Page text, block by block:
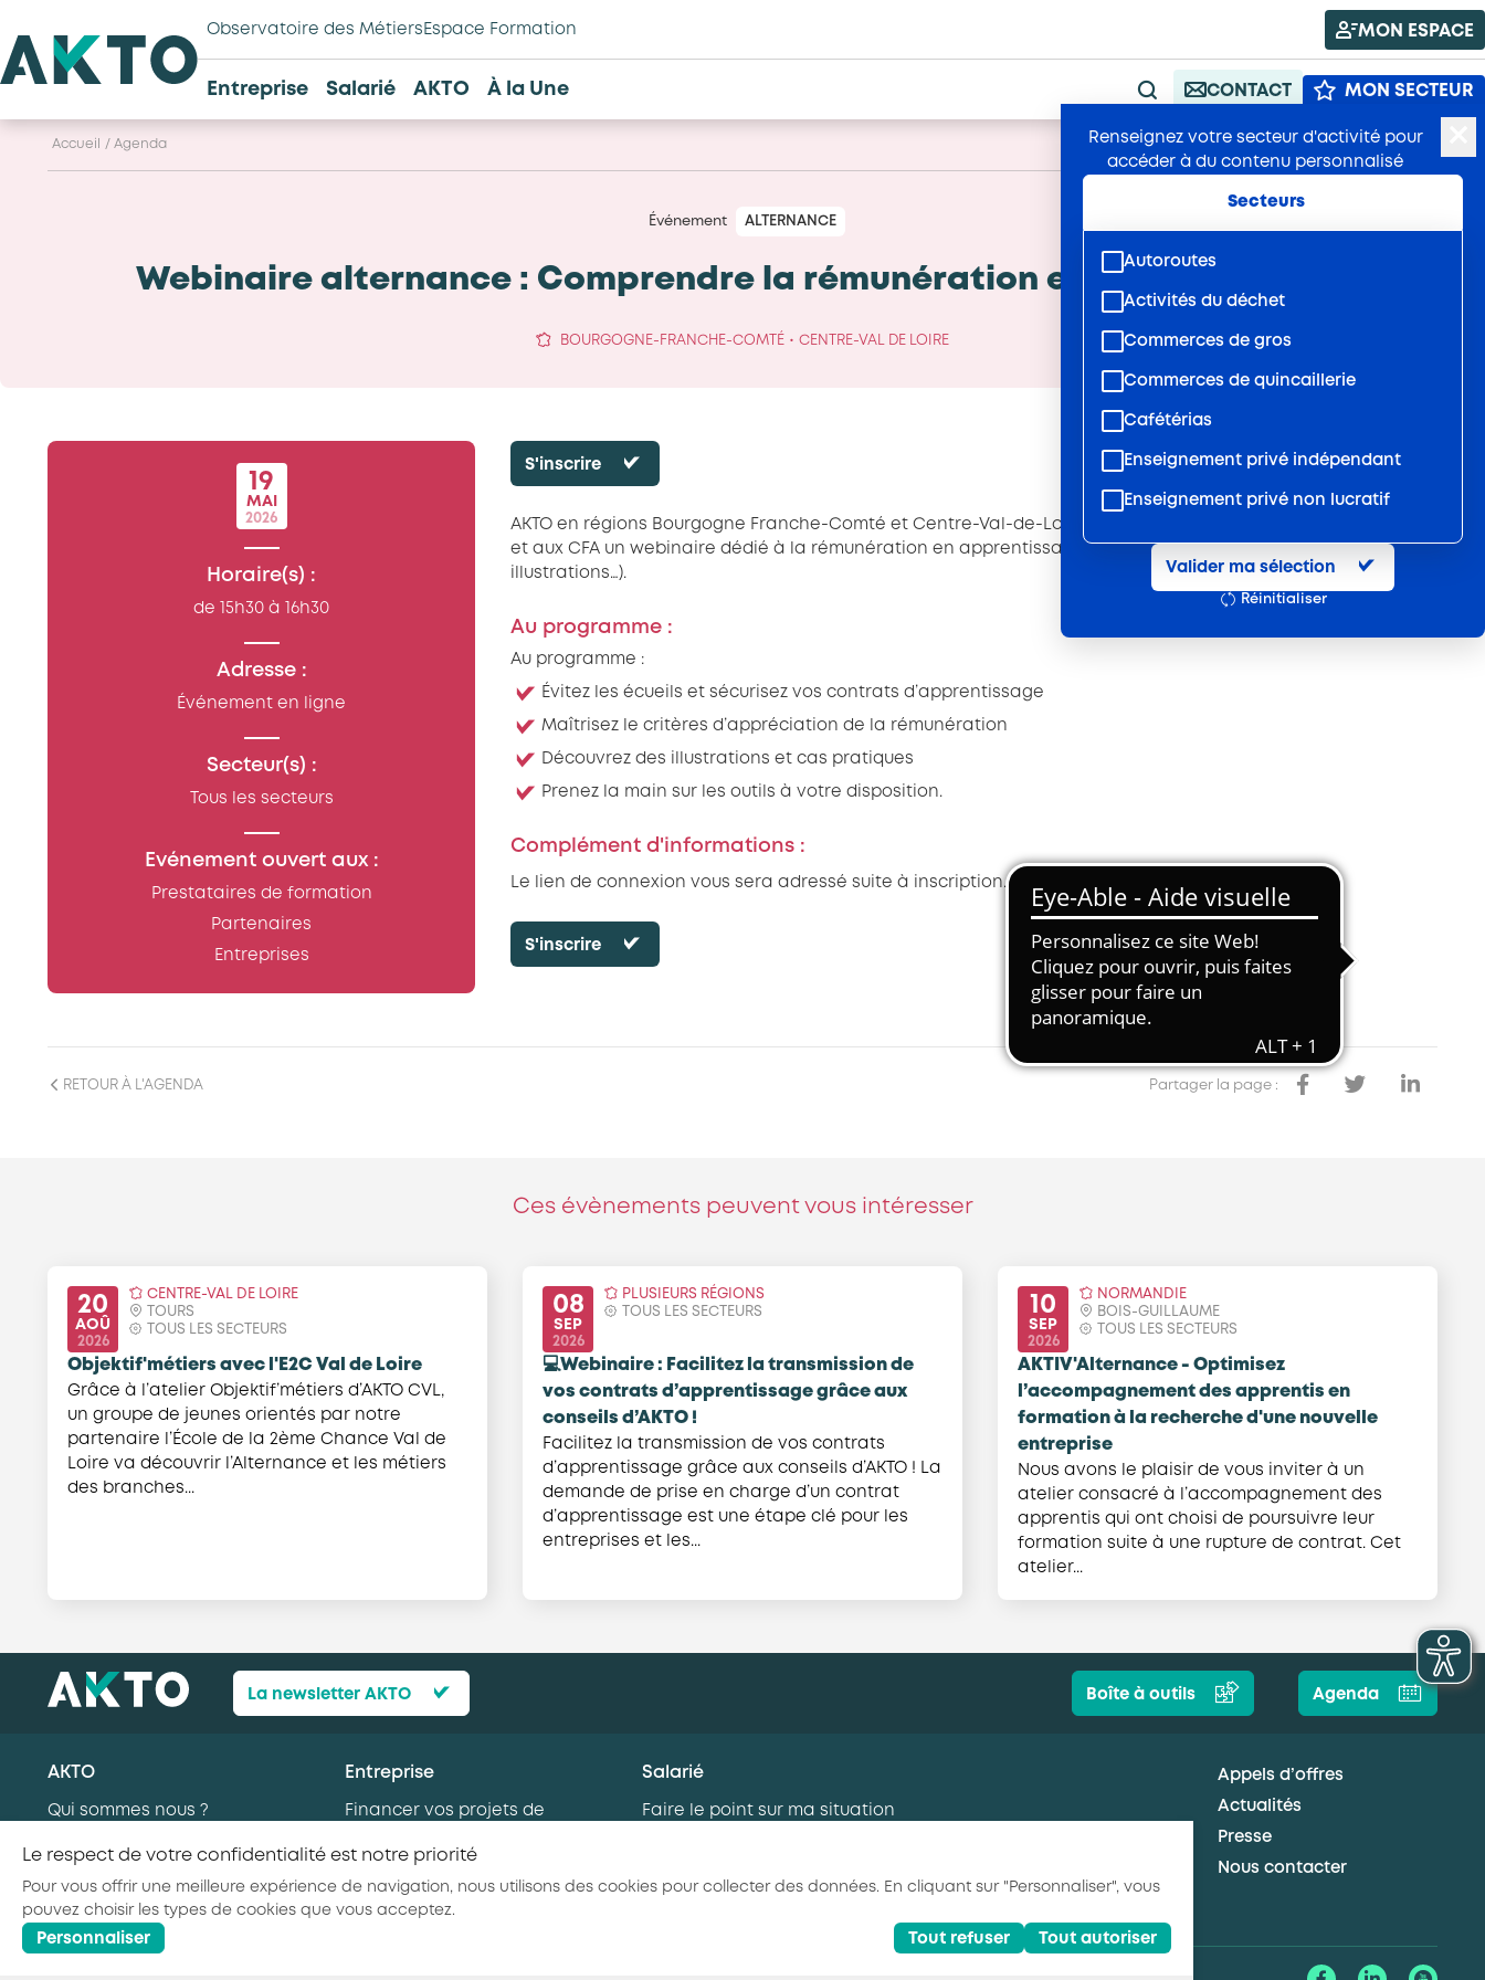
Observatoire des Métiers Espace Formation MON ESPACE
Entreprise Salarié AKTO À la Une
RECHERCHE
CONTACT MON SECTEUR
Renseignez votre secteur d'activité pour
accéder à du contenu personnalisé
Secteurs
Autoroutes
Activités du déchet
Commerces de gros
Commerces de quincaillerie
Cafétérias
Enseignement privé indépendant
Enseignement privé non lucratif
Entretien et location textile
Hôtels, cafés, restaurants
Services d'eau et d'assainissement
Travail mécanique du bois
Transport et travail aérien
Travail temporaire
Autres entreprises ressortissantes
Valider ma sélection
Réinitialiser
Accueil / Agenda Publié : 27/04/2026 A+ A-
Événement ALTERNANCE
Webinaire alternance : Comprendre la rémunération en apprentissage
BOURGOGNE-FRANCHE-COMTÉ • CENTRE-VAL DE LOIRE
19
MAI
2026
Horaire(s) :
de 15h30 à 16h30
Adresse :
Événement en ligne
Secteur(s) :
Tous les secteurs
Evénement ouvert aux :
Prestataires de formation
Partenaires
Entreprises
S'inscrire
AKTO en régions Bourgogne Franche-Comté et Centre-Val-de-Loire propose à ses entreprises adhérentes
et aux CFA un webinaire dédié à la rémunération en apprentissage (cadre règlementaire, outils,
illustrations…).
Au programme :
Au programme :
Évitez les écueils et sécurisez vos contrats d’apprentissage
Maîtrisez le critères d’appréciation de la rémunération
Découvrez des illustrations et cas pratiques
Prenez la main sur les outils à votre disposition.
Complément d'informations :
Le lien de connexion vous sera adressé suite à inscription.
S'inscrire
RETOUR À L'AGENDA Partager la page :
Ces évènements peuvent vous intéresser
20
AOÛ
2026
CENTRE-VAL DE LOIRE
TOURS
TOUS LES SECTEURS
Objektif'métiers avec l'E2C Val de Loire
Grâce à l’atelier Objektif’métiers d’AKTO CVL,
un groupe de jeunes orientés par notre
partenaire l’École de la 2ème Chance Val de
Loire va découvrir l’Alternance et les métiers
des branches...
08
SEP
2026
PLUSIEURS RÉGIONS
TOUS LES SECTEURS
💻Webinaire : Facilitez la transmission de
vos contrats d’apprentissage grâce aux
conseils d’AKTO !
Facilitez la transmission de vos contrats
d’apprentissage grâce aux conseils d’AKTO ! La
demande de prise en charge d’un contrat
d’apprentissage est une étape clé pour les
entreprises et les...
10
SEP
2026
NORMANDIE
BOIS-GUILLAUME
TOUS LES SECTEURS
AKTIV'Alternance - Optimisez
l’accompagnement des apprentis en
formation à la recherche d'une nouvelle
entreprise
Nous avons le plaisir de vous inviter à un
atelier consacré à l’accompagnement des
apprentis qui ont choisi de poursuivre leur
formation suite à une rupture de contrat. Cet
atelier...
La newsletter AKTO Boîte à outils Agenda
AKTO
Qui sommes nous ?
Nos secteurs d’activité
Entreprise
Financer vos projets de
Recruter de nouveaux salariés
Salarié
Faire le point sur ma situation
Appels d’offres
Actualités
Presse
Nous contacter
Le respect de votre confidentialité est notre priorité
Pour vous offrir une meilleure expérience de navigation, nous utilisons des cookies pour collecter des données. En cliquant sur "Personnaliser", vous
pouvez choisir les types de cookies que vous acceptez.
Tout autoriser
Tout refuser
Personnaliser